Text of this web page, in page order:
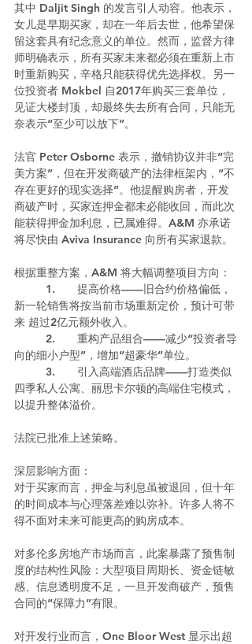
其中 Daljit Singh 的发言引人动容。他表示，
女儿是早期买家，却在一年后去世，他希望保
留这套具有纪念意义的单位。然而，监督方律
师明确表示，所有买家未来都必须在重新上市
时重新购买，辛格只能获得优先选择权。另一
位投资者 Mokbel 自2017年购买三套单位，
见证大楼封顶，却最终失去所有合同，只能无
奈表示“至少可以放下”。
法官 Peter Osborne 表示，撤销协议并非“完
美方案”，但在开发商破产的法律框架内，“不
存在更好的现实选择”。他提醒购房者，开发
商破产时，买家连押金都未必能收回，而此次
能获得押金加利息，已属难得。A&M 亦承诺
将尽快由 Aviva Insurance 向所有买家退款。
根据重整方案，A&M 将大幅调整项目方向：
新一轮销售将按当前市场重新定价，预计可带
来 超过2亿元额外收入。
向的细小户型”，增加“超豪华”单位。
四季私人公寓、丽思卡尔顿的高端住宅模式，
以提升整体溢价。
法院已批准上述策略。
深层影响方面：
对于买家而言，押金与利息虽被退回，但十年
的时间成本与心理落差难以弥补。许多人将不
得不面对未来可能更高的购房成本。
对多伦多房地产市场而言，此案暴露了预售制
度的结构性风险：大型项目周期长、资金链敏
感、信息透明度不足，一旦开发商破产，预售
合同的“保障力”有限。
对开发行业而言，One Bloor West 显示出超